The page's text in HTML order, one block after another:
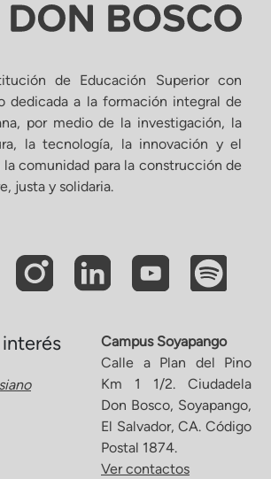
de Educación Superior con
dedicada a la formación integral de
por medio de la investigación, la
la tecnología, la innovación y el
comunidad para la construcción de
justa y solidaria.
Campus Soyapango
Calle a Plan del Pino
Km 1 1/2. Ciudadela
Don Bosco, Soyapango,
El Salvador, CA. Código
Postal 1874.
Ver contactos